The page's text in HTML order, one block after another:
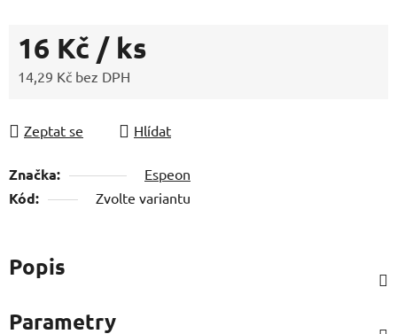
16 Kč / ks
14,29 Kč bez DPH
Zeptat se
Hlídat
Značka: Espeon
Kód: Zvolte variantu
Popis
Parametry